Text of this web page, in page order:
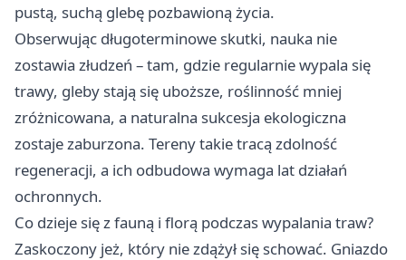
pustą, suchą glebę pozbawioną życia.
Obserwując długoterminowe skutki, nauka nie
zostawia złudzeń – tam, gdzie regularnie wypala się
trawy, gleby stają się uboższe, roślinność mniej
zróżnicowana, a naturalna sukcesja ekologiczna
zostaje zaburzona. Tereny takie tracą zdolność
regeneracji, a ich odbudowa wymaga lat działań
ochronnych.
Co dzieje się z fauną i florą podczas wypalania traw?
Zaskoczony jeż, który nie zdążył się schować. Gniazdo